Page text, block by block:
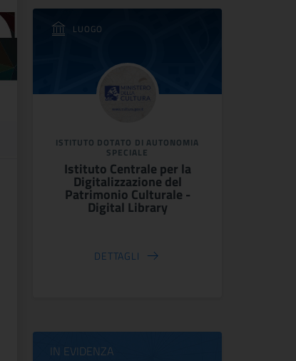
LUOGO
ISTITUTO DOTATO DI AUTONOMIA
SPECIALE
Istituto Centrale per la
Digitalizzazione del
Patrimonio Culturale -
Digital Library
DETTAGLI
IN EVIDENZA